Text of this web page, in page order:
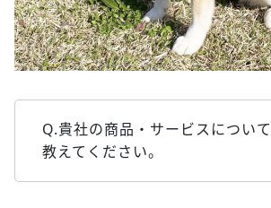
Q.貴社の商品・サービスについて
教えてください。